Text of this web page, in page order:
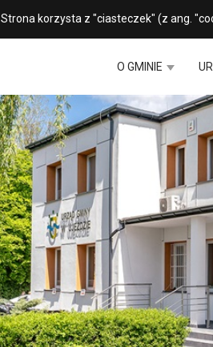
Strona korzysta z "ciasteczek" (z ang.
O GMINIE